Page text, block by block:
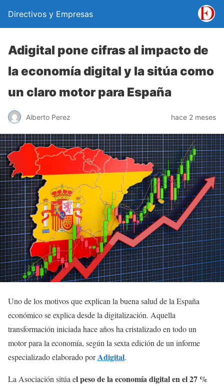
Directivos y Empresas
Adigital pone cifras al impacto de
la economía digital y la sitúa como
un claro motor para España
Alberto Perez hace 2 meses
Uno de los motivos que explican la buena salud de la España
económico se explica desde la digitalización. Aquella
transformación iniciada hace años ha cristalizado en todo un
motor para la economía, según la sexta edición de un informe
especializado elaborado porAdigital.
La Asociación sitúa el peso de la economía digital en el 27 %